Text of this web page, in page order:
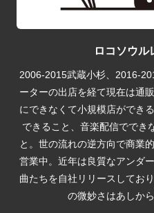
ロコソウル
2006-2015武蔵小杉、2016-
ーターの出店を経て現在は通
にできなくて小規模店ができ
できること、音楽配信ででき
と。世の流れの逆方向で商業
営業中。近年は良質なアンダ
曲たちを自社リリースしてお
の微妙さはあしか